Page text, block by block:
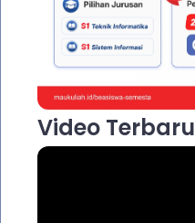
Video Terbaru